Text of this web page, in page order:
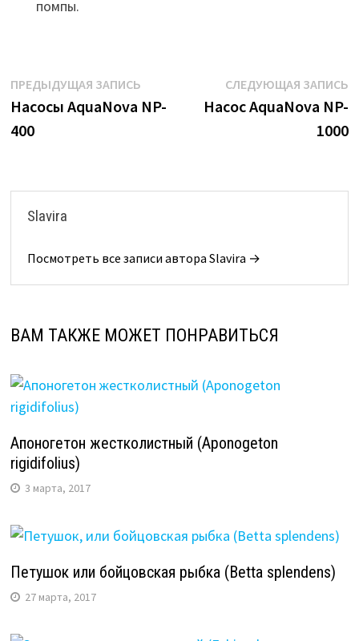
помпы.
Навигация
по
ПРЕДЫДУЩАЯ ЗАПИСЬПредыдущая
запись:
Насосы AquaNova NP-
400
СЛЕДУЮЩАЯ ЗАПИСЬ
Насос AquaNova NP-
1000
Slavira
Посмотреть все записи автора Slavira →
ВАМ ТАКЖЕ МОЖЕТ ПОНРАВИТЬСЯ
Апоногетон жестколистный (Aponogeton
rigidifolius)
3 марта, 2017
Петушок или бойцовская рыбка (Betta splendens)
27 марта, 2017